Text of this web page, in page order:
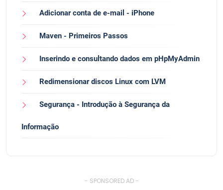
Adicionar conta de e-mail - iPhone
Maven - Primeiros Passos
Inserindo e consultando dados em pHpMyAdmin
Redimensionar discos Linux com LVM
Segurança - Introdução à Segurança da
Informação
- SPONSORED AD -